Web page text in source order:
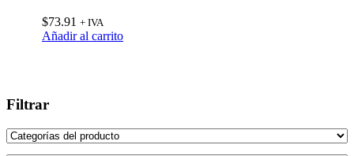
$73.91 + IVA
Añadir al carrito
Filtrar